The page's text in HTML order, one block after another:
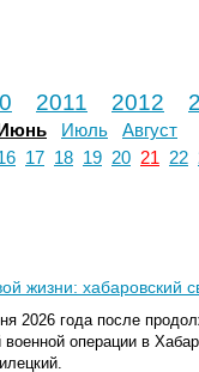
2011 2012
Июнь Июль
Август
17 18 19 20 21 22
жизни:
2026 года после
военной операции в